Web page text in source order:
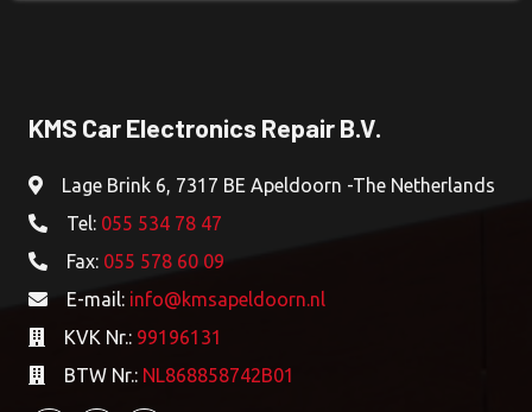
KMS Car Electronics Repair B.V.
Lage Brink 6, 7317 BE Apeldoorn -The Netherlands
Tel: 055 534 78 47
Fax: 055 578 60 09
E-mail: info@kmsapeldoorn.nl
KVK Nr.: 99196131
BTW Nr.: NL868858742B01